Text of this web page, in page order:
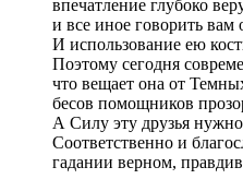
впечатление глубоко
и все иное говорить вам
И использование ею
Поэтому сегодня
что вещает она от
бесов помощников
А Силу эту друзья
Соответственно и
гадании верном,